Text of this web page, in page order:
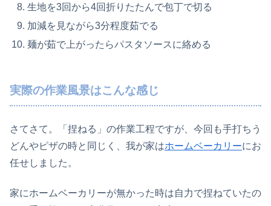
生地を3回から4回折りたたんで包丁で切る
加減を見ながら3分程度茹でる
麺が茹で上がったらパスタソースに絡める
実際の作業風景はこんな感じ
さてさて。「捏ねる」の作業工程ですが、今回も手打ちう
どんやピザの時と同じく、我が家はホームベーカリーにお
任せしました。
家にホームベーカリーが無かった時は自力で捏ねていたの